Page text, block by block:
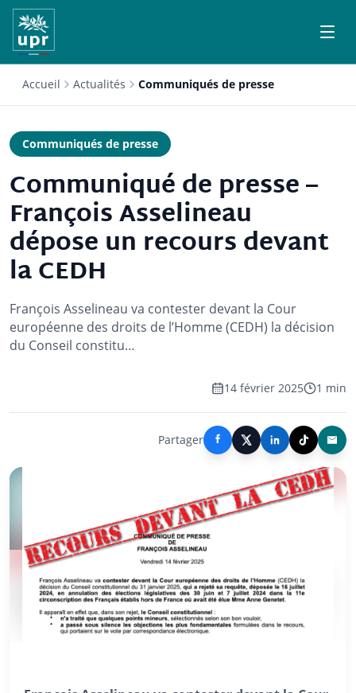
Accueil Actualités Communiqués de presse
Communiqués de presse
Communiqué de presse –
François Asselineau
dépose un recours devant
la CEDH
François Asselineau va contester devant la Cour
européenne des droits de l’Homme (CEDH) la décision
du Conseil constitu…
14 février 2025 1 min
Partager